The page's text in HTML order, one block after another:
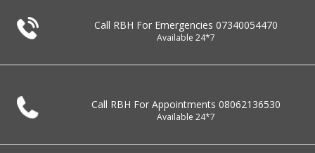
Call RBH For Emergencies 07340054470
Available 24*7
Call RBH For Appointments 08062136530
Available 24*7